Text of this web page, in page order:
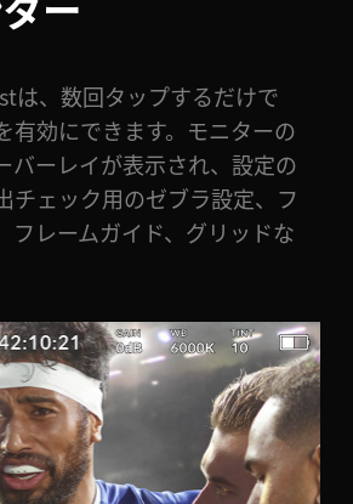
は、数回タップするだけで
有効にできます。モニターの
バーレイが表示され、設定の
チェック用のゼブラ設定、フ
フレームガイド、グリッドな